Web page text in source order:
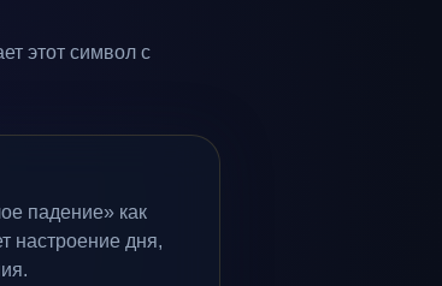
этот символ с
падение» как
настроение дня,